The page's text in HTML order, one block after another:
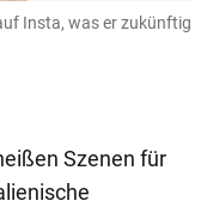
Insta, was er zukünftig
Szenen für